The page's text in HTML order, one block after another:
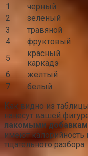
1
черный
2
зеленый
3
травяной
4
фруктовый
5
красный
каркадэ
6
желтый
7
белый
Как видно из
нанесут вашей
лакомыми
имеют
тщательного разбора.